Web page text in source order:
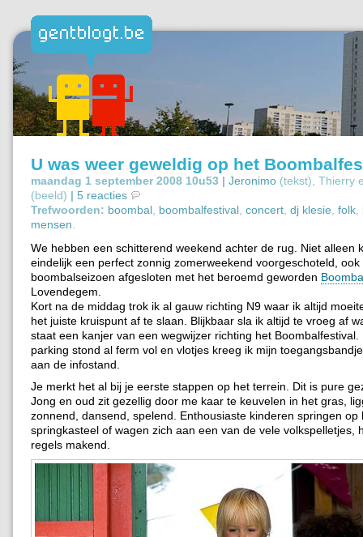
U was weer geweldig op het
maandag 1 september 2008 10u53 | Jeronimo (tekst), Thierry
(beeld) | 5 reacties
Trefwoorden: boombal boombalfestival concert dj klesie folk
mensen
We hebben een schitterend weekend achter de rug. Niet alleen
eindelijk een perfect zonnig zomerweekend voorgeschoteld, ook
boombalseizoen afgesloten met het beroemd geworden
Lovendegem.
Kort na de middag trok ik al gauw richting N9 waar ik altijd
het juiste kruispunt af te slaan. Blijkbaar sla ik altijd te vroeg af
staat een kanjer van een wegwijzer richting het Boombalfestival.
parking stond al ferm vol en vlotjes kreeg ik mijn
aan de infostand.
Je merkt het al bij je eerste stappen op het terrein. Dit is pure
Jong en oud zit gezellig door me kaar te keuvelen in het gras,
zonnend, dansend, spelend. Enthousiaste kinderen springen op
springkasteel of wagen zich aan een van de vele volkspelletjes,
regels makend.